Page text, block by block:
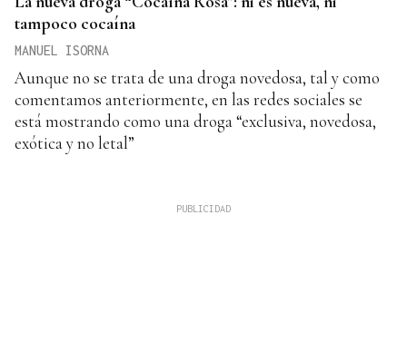
tampoco cocaína
MANUEL ISORNA
Aunque no se trata de una droga novedosa, tal y como
comentamos anteriormente, en las redes sociales se
está mostrando como una droga “exclusiva, novedosa,
exótica y no letal”